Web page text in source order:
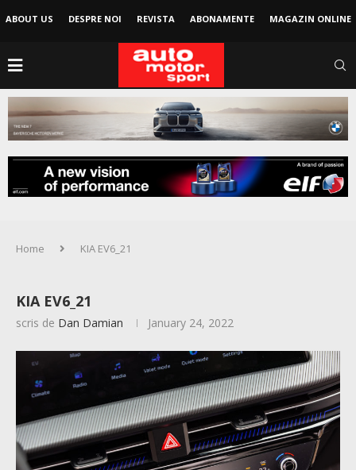
ABOUT US DESPRE NOI REVISTA ABONAMENTE MAGAZIN ONLINE
Home KIA EV6_21
KIA EV6_21
scris de Dan Damian January 24, 2022